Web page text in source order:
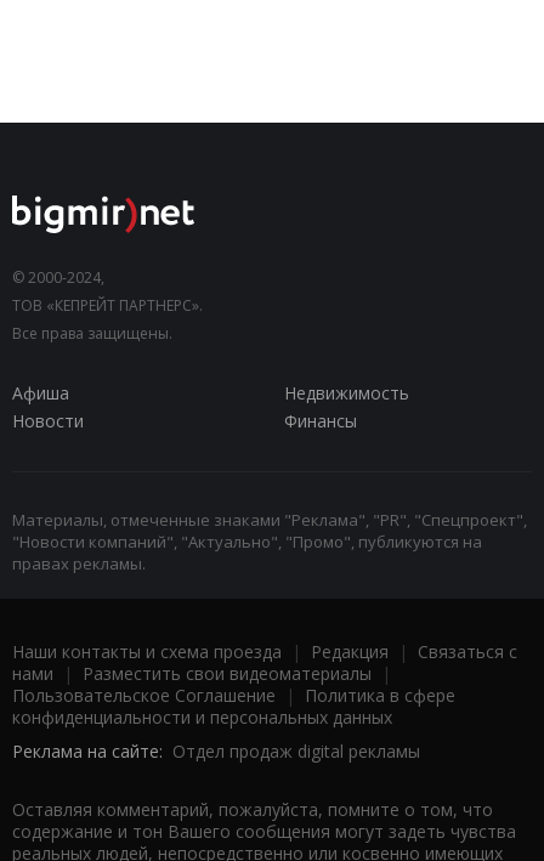
© 2000-2024,
ТОВ «КЕПРЕЙТ ПАРТНЕРС».
Все права защищены.
Афиша
Недвижимость
Новости
Финансы
Материалы, отмеченные знаками "Реклама", "PR", "Спецпроект",
"Новости компаний", "Актуально", "Промо", публикуются на
правах рекламы.
Наши контакты и схема проезда | Редакция | Связаться с
нами | Разместить свои видеоматериалы |
Пользовательское Соглашение |
Политика в сфере
конфиденциальности и персональных данных
Реклама на сайте: Отдел продаж digital рекламы
Оставляя комментарий, пожалуйста, помните о том, что
содержание и тон Вашего сообщения могут задеть чувства
реальных людей, непосредственно или косвенно имеющих